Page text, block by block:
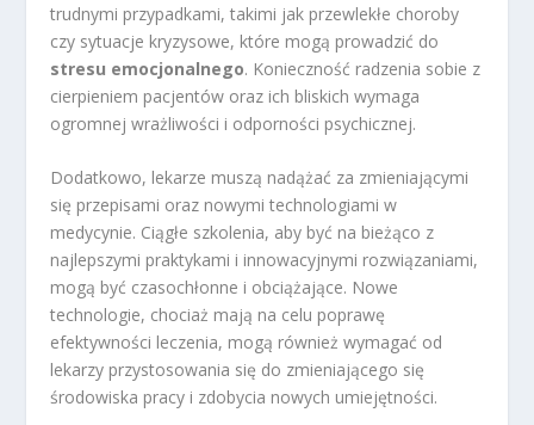
trudnymi przypadkami, takimi jak przewlekłe choroby
czy sytuacje kryzysowe, które mogą prowadzić do
stresu emocjonalnego. Konieczność radzenia sobie z
cierpieniem pacjentów oraz ich bliskich wymaga
ogromnej wrażliwości i odporności psychicznej.
Dodatkowo, lekarze muszą nadążać za zmieniającymi
się przepisami oraz nowymi technologiami w
medycynie. Ciągłe szkolenia, aby być na bieżąco z
najlepszymi praktykami i innowacyjnymi rozwiązaniami,
mogą być czasochłonne i obciążające. Nowe
technologie, chociaż mają na celu poprawę
efektywności leczenia, mogą również wymagać od
lekarzy przystosowania się do zmieniającego się
środowiska pracy i zdobycia nowych umiejętności.